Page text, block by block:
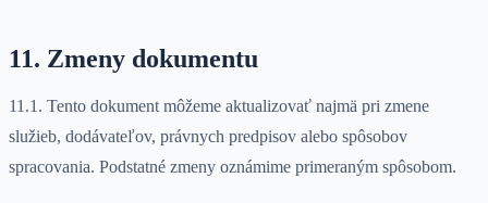
11. Zmeny dokumentu
11.1. Tento dokument môžeme aktualizovať najmä pri zmene
služieb, dodávateľov, právnych predpisov alebo spôsobov
spracovania. Podstatné zmeny oznámime primeraným spôsobom.